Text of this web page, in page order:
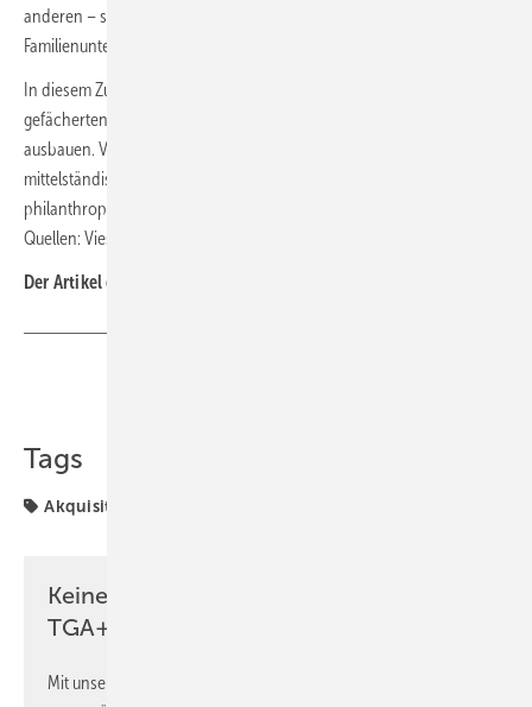
anderen – sowohl privaten als auch börsennotierten –
Familienunternehmen.
In diesem Zusammenhang wird das Familienunternehmen seine breit
gefächerten Aktivitäten über die Heizungsbranche hinaus deutlich
ausbauen. Von Frühphasen-Investitionen, über Beteiligungen an
mittelständischen Unternehmen und Familienunternehmen bis hin zu
philanthropischen Engagements weltweit. ■
Quellen: Viessmann Group, Carrier Global / jv
Der Artikel gehört zur
Tags
Akquisitionen
Keine Zeit? Kein Problem mit dem
TGA+E Newsletter!
Mit unserem Newsletter erhalten Sie regelmäßig von uns